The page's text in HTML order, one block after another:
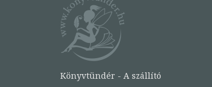
Könyvtündér - A szállító